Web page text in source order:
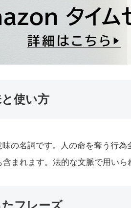
使い方
味の名詞です。人の命を奪う行為
まれます。法的な文脈で用いら
フレーズ